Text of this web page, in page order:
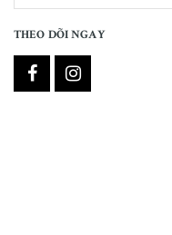
THEO DÕI NGAY